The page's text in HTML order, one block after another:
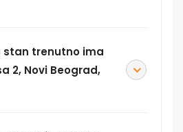
stan trenutno ima
2, Novi Beograd,